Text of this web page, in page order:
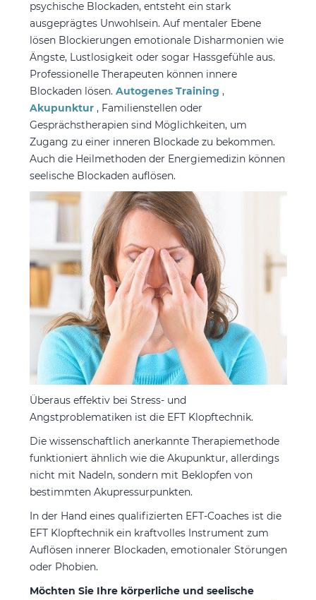
psychische Blockaden, entsteht ein stark
ausgeprägtes Unwohlsein. Auf mentaler Ebene
lösen Blockierungen emotionale Disharmonien wie
Ängste, Lustlosigkeit oder sogar Hassgefühle aus.
Professionelle Therapeuten können innere
Blockaden lösen. Autogenes Training ,
Akupunktur , Familienstellen oder
Gesprächstherapien sind Möglichkeiten, um
Zugang zu einer inneren Blockade zu bekommen.
Auch die Heilmethoden der Energiemedizin können
seelische Blockaden auflösen.
Überaus effektiv bei Stress- und
Angstproblematiken ist die EFT Klopftechnik.
Die wissenschaftlich anerkannte Therapiemethode
funktioniert ähnlich wie die Akupunktur, allerdings
nicht mit Nadeln, sondern mit Beklopfen von
bestimmten Akupressurpunkten.
In der Hand eines qualifizierten EFT-Coaches ist die
EFT Klopftechnik ein kraftvolles Instrument zum
Auflösen innerer Blockaden, emotionaler Störungen
oder Phobien.
Möchten Sie Ihre körperliche und seelische